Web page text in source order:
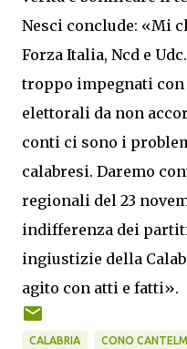
Nesci conclude: «Mi
Forza Italia, Ncd e
troppo impegnati
elettorali da non
conti ci sono i
calabresi. Daremo
regionali del 23
indifferenza dei
ingiustizie della
agito con atti e fatti».
CALABRIA CONO